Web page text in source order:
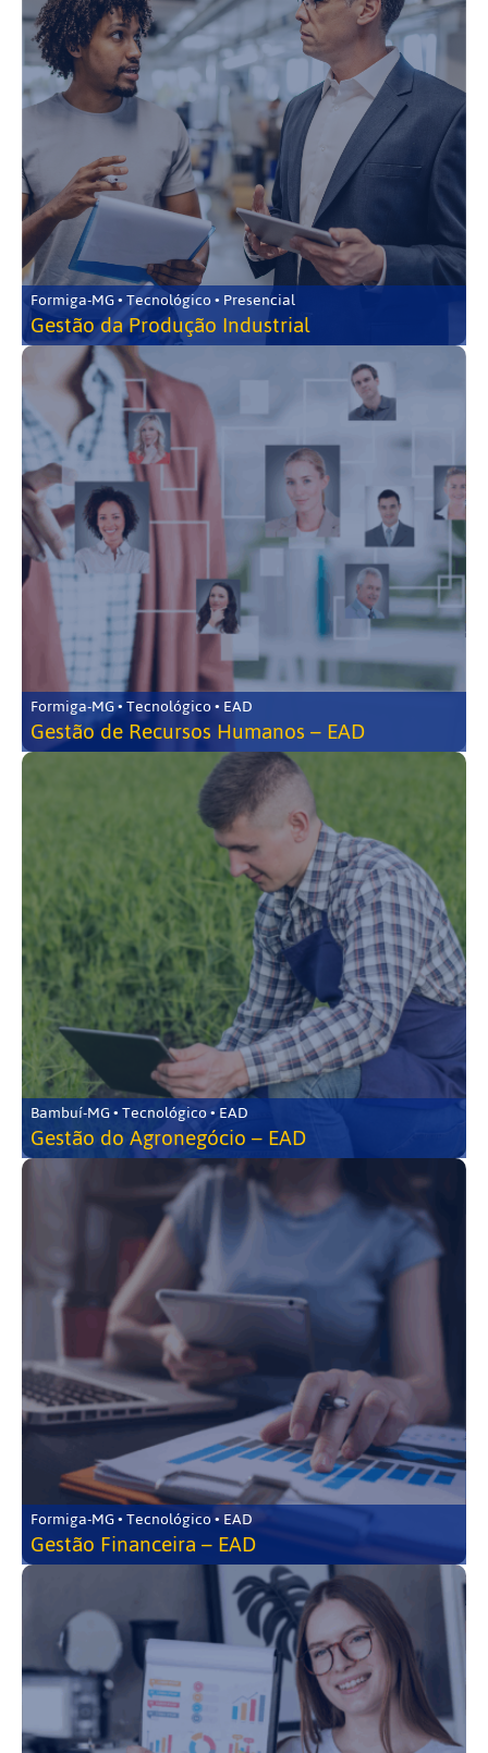
Formiga-MG • Tecnológico • Presencial
Gestão da Produção Industrial
Formiga-MG • Tecnológico • EAD
Gestão de Recursos Humanos – EAD
Bambuí-MG • Tecnológico • EAD
Gestão do Agronegócio – EAD
Formiga-MG • Tecnológico • EAD
Gestão Financeira – EAD